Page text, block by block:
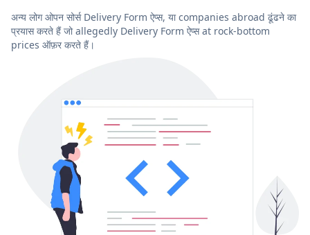
अन्य लोग ओपन सोर्स Delivery Form ऐप्स, या companies abroad ढूंढने का
प्रयास करते हैं जो allegedly Delivery Form ऐप्स at rock-bottom
prices ऑफ़र करते हैं।